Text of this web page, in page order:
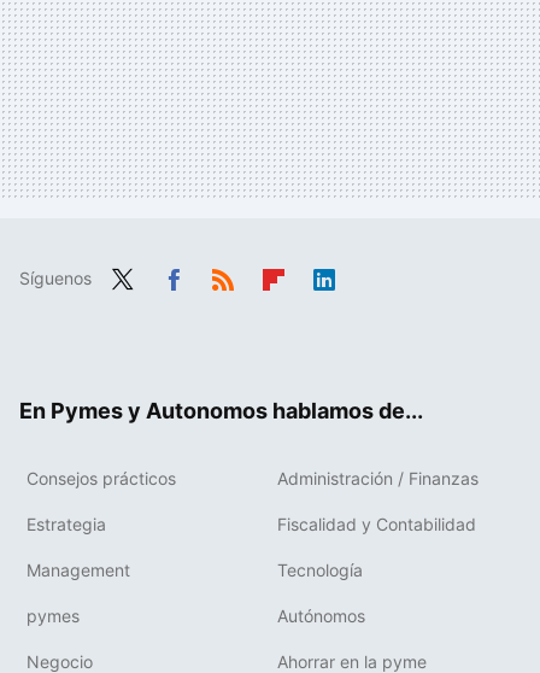
Síguenos
En Pymes y Autonomos hablamos de...
Consejos prácticos Administración / Finanzas
Estrategia Fiscalidad y Contabilidad
Management Tecnología
pymes Autónomos
Negocio Ahorrar en la pyme